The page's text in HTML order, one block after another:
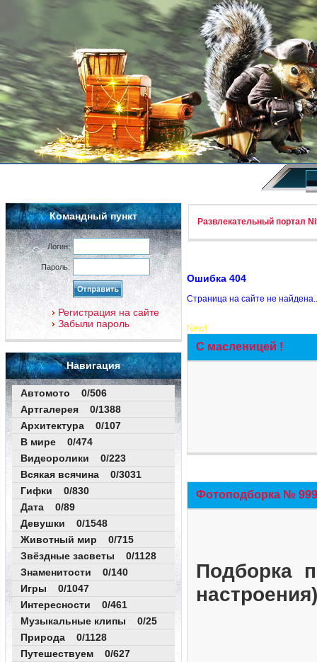
Командный пункт
Логин:
Пароль:
Регистрация на сайте
Забыли пароль
Навигация
Автомото 0/506
Артгалерея 0/1388
Архитектура 0/107
В мире 0/474
Видеоролики 0/223
Всякая всячина 0/3031
Гифки 0/830
Дата 0/89
Девушки 0/1548
Животный мир 0/715
Звёздные засветы 0/1128
Знаменитости 0/140
Игры 0/1047
Интересности 0/461
Музыкальные клипы 0/25
Природа 0/1128
Путешествуем 0/627
Развлекательный портал
Ошибка 404
Страница на сайте не
New!
С масленицей !
Фотоподборка №
Подборка